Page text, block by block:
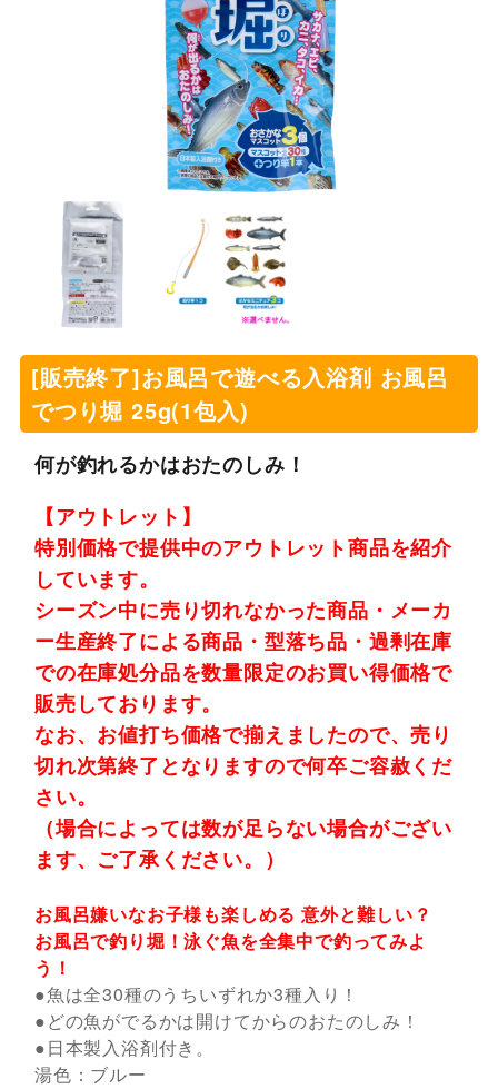
[販売終了]お風呂で遊べる入浴剤 お風呂
でつり堀 25g(1包入)
何が釣れるかはおたのしみ！
【アウトレット】
特別価格で提供中のアウトレット商品を紹介
しています。
シーズン中に売り切れなかった商品・メーカ
ー生産終了による商品・型落ち品・過剰在庫
での在庫処分品を数量限定のお買い得価格で
販売しております。
なお、お値打ち価格で揃えましたので、売り
切れ次第終了となりますので何卒ご容赦くだ
さい。
（場合によっては数が足らない場合がござい
ます、ご了承ください。）
お風呂嫌いなお子様も楽しめる 意外と難しい？
お風呂で釣り堀！泳ぐ魚を全集中で釣ってみよ
う！
●魚は全30種のうちいずれか3種入り！
●どの魚がでるかは開けてからのおたのしみ！
●日本製入浴剤付き。
湯色：ブルー